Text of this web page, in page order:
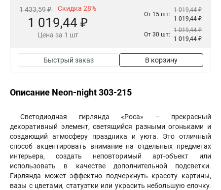
1 433,59 ₽ Скидка 28%
1 019,44 ₽
Цена за 1 шт
От 15 шт:
1 019,44 ₽
1 019,44 ₽
От 30 шт:
1 019,44 ₽
1 019,44 ₽
Быстрый заказ В корзину
Описание Neon-night 303-215
Светодиодная гирлянда «Роса» – прекрасный
декоративный элемент, светящийся разными огоньками и
создающий атмосферу праздника и уюта. Это отличный
способ акцентировать внимание на отдельных предметах
интерьера, создать неповторимый арт-объект или
использовать в качестве дополнительной подсветки.
Гирлянда может эффектно подчеркнуть красоту картины,
вазы с цветами, статуэтки или украсить небольшую елочку.